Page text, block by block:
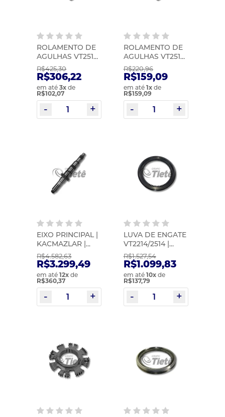
ROLAMENTO DE
AGULHAS VT2514
| KACMAZLAR |
1521453KS
R$425,30
R$306,22
em até3x de
R$102,07
ROLAMENTO DE
AGULHAS VT2514
| KACMAZLAR |
1652575KS
R$220,96
R$159,09
em até 1xde
R$159,09
EIXO PRINCIPAL |
KACMAZLAR |
1521406KS
R$4.582,63
R$3.299,49
em até12x de
R$360,37
LUVA DE ENGATE
VT2214/2514 |
KACMAZLAR |
20478729KS
R$1.527,54
R$1.099,83
em até 10xde
R$137,79